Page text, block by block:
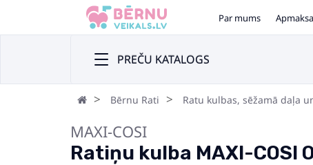
Par mums
PREČU KATALOGS
Bērnu Rati Ratu kulbas, sēžamā daļa
MAXI-COSI
Ratiņu kulba MAXI-COSI